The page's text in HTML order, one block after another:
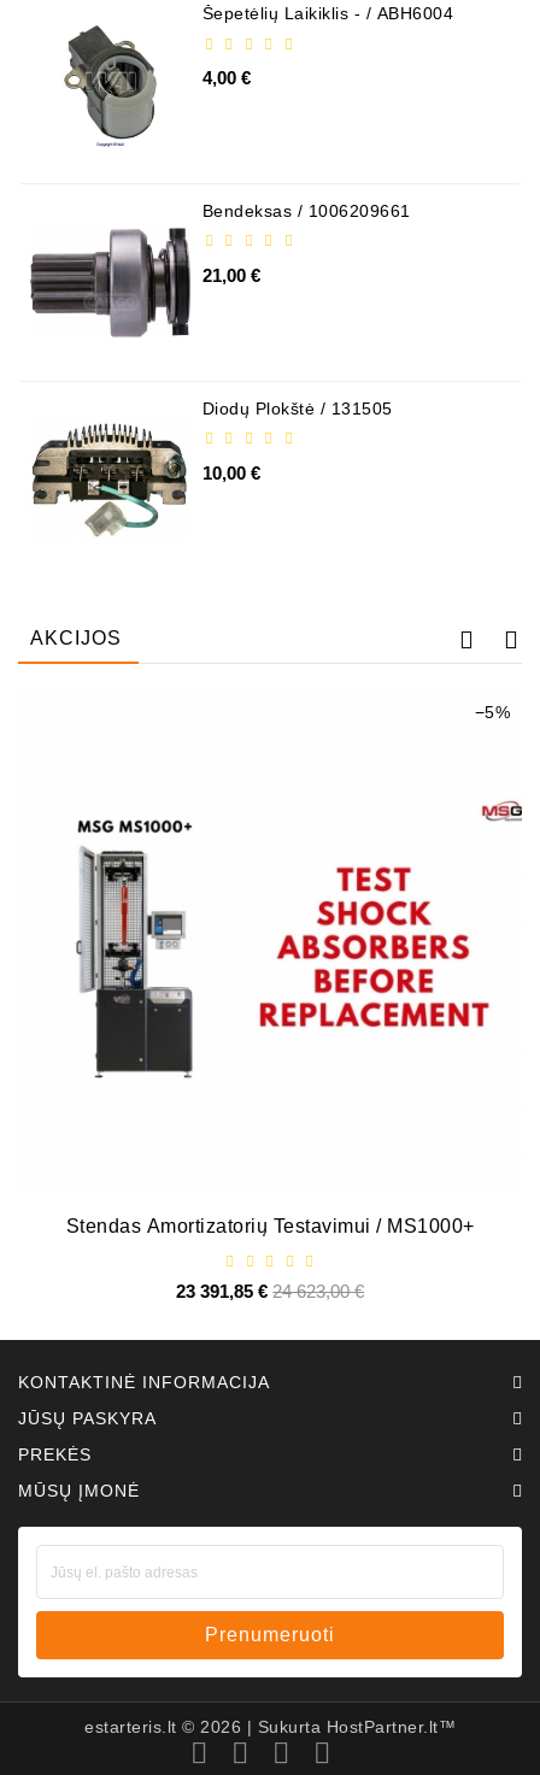
Šepetėlių Laikiklis - / ABH6004
4,00 €
Bendeksas / 1006209661
21,00 €
Diodų Plokštė / 131505
10,00 €
AKCIJOS
−5%
Stendas Amortizatorių Testavimui / MS1000+
23 391,85 € Bazinė
24 623,00 €Kaina
KONTAKTINĖ INFORMACIJA
JŪSŲ PASKYRA
PREKĖS
MŪSŲ ĮMONĖ
Prenumeruoti
estarteris.lt © 2026 | Sukurta HostPartner.lt™